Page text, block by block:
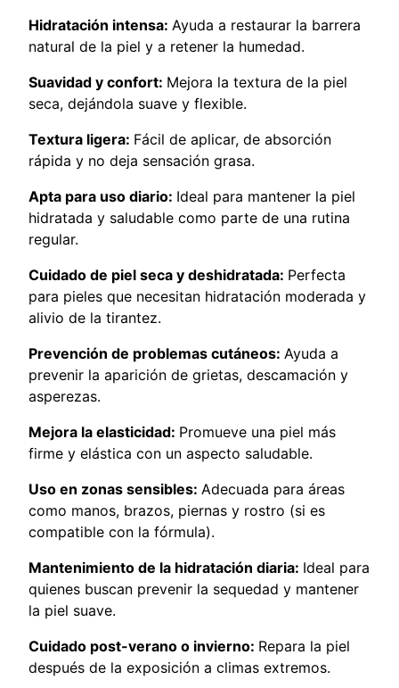
i
d
a
Hidratación intensa: Ayuda a restaurar la barrera
natural de la piel y a retener la humedad.
Suavidad y confort: Mejora la textura de la piel
seca, dejándola suave y flexible.
Textura ligera: Fácil de aplicar, de absorción
rápida y no deja sensación grasa.
Apta para uso diario: Ideal para mantener la piel
hidratada y saludable como parte de una rutina
regular.
Cuidado de piel seca y deshidratada: Perfecta
para pieles que necesitan hidratación moderada y
alivio de la tirantez.
Prevención de problemas cutáneos: Ayuda a
prevenir la aparición de grietas, descamación y
asperezas.
Mejora la elasticidad: Promueve una piel más
firme y elástica con un aspecto saludable.
Uso en zonas sensibles: Adecuada para áreas
como manos, brazos, piernas y rostro (si es
compatible con la fórmula).
Mantenimiento de la hidratación diaria: Ideal para
quienes buscan prevenir la sequedad y mantener
la piel suave.
Cuidado post-verano o invierno: Repara la piel
después de la exposición a climas extremos.